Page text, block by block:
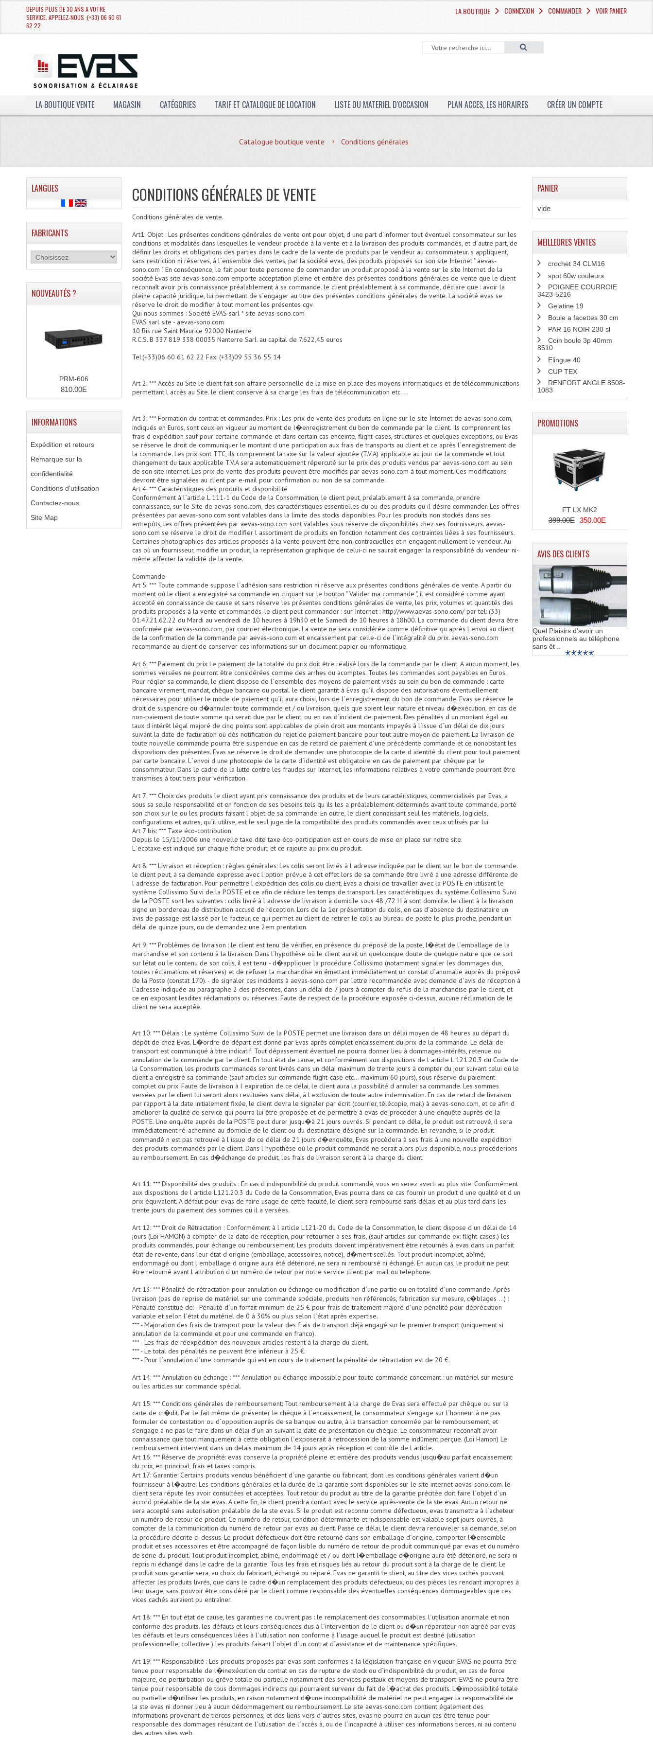
DEPUIS PLUS DE 30 ANS A VOTRE
SERVICE. APPELEZ-NOUS :(+33) 06 60 61
62 22
LA BOUTIQUE CONNEXION COMMANDER VOIR PANIER
LA BOUTIQUE VENTE MAGASIN CATÉGORIES TARIF ET CATALOGUE DE LOCATION LISTE DU MATERIEL D'OCCASION PLAN ACCES, LES HORAIRES CRÉER UN COMPTE
Catalogue boutique vente Conditions générales
CONDITIONS GÉNÉRALES DE VENTE
Conditions générales de vente.
Art1: Objet : Les présentes conditions générales de vente ont pour objet, d une part d´informer tout éventuel consommateur sur les
conditions et modalités dans lesquelles le vendeur procède à la vente et à la livraison des produits commandés, et d´autre part, de
définir les droits et obligations des parties dans le cadre de la vente de produits par le vendeur au consommateur. s appliquent,
sans restriction ni réserves, à l´ensemble des ventes, par la société evas, des produits proposés sur son site Internet " aevas-
sono.com ". En conséquence, le fait pour toute personne de commander un produit proposé à la vente sur le site Internet de la
société Evas site aevas-sono.com emporte acceptation pleine et entière des présentes conditions générales de vente que le client
reconnaît avoir pris connaissance préalablement à sa commande. le client préalablement à sa commande, déclare que : avoir la
pleine capacité juridique, lui permettant de s´engager au titre des présentes conditions générales de vente. La société evas se
réserve le droit de modifier à tout moment les présentes cgv.
Qui nous sommes : Société EVAS sarl * site aevas-sono.com
EVAS sarl site - aevas-sono.com
10 Bis rue Saint Maurice 92000 Nanterre
R.C.S. B 337 819 338 00035 Nanterre Sarl. au capital de 7.622,45 euros
Tel:(+33)06 60 61 62 22 Fax: (+33)09 55 36 55 14
Art 2: *** Accès au Site le client fait son affaire personnelle de la mise en place des moyens informatiques et de télécommunications
permettant l accès au Site. le client conserve à sa charge les frais de télécommunication etc... .
Art 3: *** Formation du contrat et commandes. Prix : Les prix de vente des produits en ligne sur le site Internet de aevas-sono.com,
indiqués en Euros, sont ceux en vigueur au moment de l�enregistrement du bon de commande par le client. Ils comprennent les
frais d expédition sauf pour certaine commande et dans certain cas enceinte, flight-cases, structures et quelques exceptions, ou Evas
se réserve le droit de communiquer le montant d une participation aux frais de transports au client et ce après l´enregistrement de
la commande. Les prix sont TTC, ils comprennent la taxe sur la valeur ajoutée (T.V.A) applicable au jour de la commande et tout
changement du taux applicable T.V.A sera automatiquement répercuté sur le prix des produits vendus par aevas-sono.com au sein
de son site internet. Les prix de vente des produits peuvent être modifiés par aevas-sono.com à tout moment. Ces modifications
devront être signalées au client par e-mail pour confirmation ou non de sa commande.
Art 4: *** Caractéristiques des produits et disponibilité
Conformément à l´article L 111-1 du Code de la Consommation, le client peut, préalablement à sa commande, prendre
connaissance, sur le Site de aevas-sono.com, des caractéristiques essentielles du ou des produits qu il désire commander. Les offres
présentées par aevas-sono.com sont valables dans la limite des stocks disponibles. Pour les produits non stockés dans ses
entrepôts, les offres présentées par aevas-sono.com sont valables sous réserve de disponibilités chez ses fournisseurs. aevas-
sono.com se réserve le droit de modifier l assortiment de produits en fonction notamment des contraintes liées à ses fournisseurs.
Certaines photographies des articles proposés à la vente peuvent être non-contracuelles et n engagent nullement le vendeur. Au
cas où un fournisseur, modifie un produit, la représentation graphique de celui-ci ne saurait engager la responsabilité du vendeur ni-
même affecter la validité de la vente.
Commande
Art 5: *** Toute commande suppose l´adhésion sans restriction ni réserve aux présentes conditions générales de vente. A partir du
moment où le client a enregistré sa commande en cliquant sur le bouton " Valider ma commande ", il est considéré comme ayant
accepté en connaissance de cause et sans réserve les présentes conditions générales de vente, les prix, volumes et quantités des
produits proposés à la vente et commandés. le client peut commander : sur Internet : http://www.aevas-sono.com/ par tel: (33)
01.47.21.62.22 du Mardi au vendredi de 10 heures à 19h30 et le Samedi de 10 heures à 18h00. La commande du client devra être
confirmée par aevas-sono.com, par courrier électronique. La vente ne sera considérée comme définitive qu après l envoi au client
de la confirmation de la commande par aevas-sono.com et encaissement par celle-ci de l´intégralité du prix. aevas-sono.com
recommande au client de conserver ces informations sur un document papier ou informatique.
Art 6: *** Paiement du prix Le paiement de la totalité du prix doit être réalisé lors de la commande par le client. A aucun moment, les
sommes versées ne pourront être considérées comme des arrhes ou acomptes. Toutes les commandes sont payables en Euros.
Pour régler sa commande, le client dispose de l´ensemble des moyens de paiement visés au sein du bon de commande : carte
bancaire virement, mandat, chèque bancaire ou postal. le client garantit à Evas qu´il dispose des autorisations éventuellement
nécessaires pour utiliser le mode de paiement qu´il aura choisi, lors de l´enregistrement du bon de commande. Evas se réserve le
droit de suspendre ou d�annuler toute commande et / ou livraison, quels que soient leur nature et niveau d�exécution, en cas de
non-paiement de toute somme qui serait due par le client, ou en cas d´incident de paiement. Des pénalités d un montant égal au
taux d intérêt légal majoré de cinq points sont applicables de plein droit aux montants impayés à l´issue d´un délai de dix jours
suivant la date de facturation où dès notification du rejet de paiement bancaire pour tout autre moyen de paiement. La livraison de
toute nouvelle commande pourra être suspendue en cas de retard de paiement d´une précédente commande et ce nonobstant les
dispositions des présentes. Evas se réserve le droit de demander une photocopie de la carte d identité du client pour tout paiement
par carte bancaire. L´envoi d une photocopie de la carte d´identité est obligatoire en cas de paiement par chèque par le
consommateur. Dans le cadre de la lutte contre les fraudes sur Internet, les informations relatives à votre commande pourront être
transmises à tout tiers pour vérification.
Art 7: *** Choix des produits le client ayant pris connaissance des produits et de leurs caractéristiques, commercialisés par Evas, a
sous sa seule responsabilité et en fonction de ses besoins tels qu ils les a préalablement déterminés avant toute commande, porté
son choix sur le ou les produits faisant l objet de sa commande. En outre, le client connaissant seul les matériels, logiciels,
configurations et autres, qu´il utilise, est le seul juge de la compatibilité des produits commandés avec ceux utilisés par lui.
Art 7 bis: *** Taxe éco-contribution
Depuis le 15/11/2006 une nouvelle taxe dite taxe éco-participation est en cours de mise en place sur notre site.
L´ecotaxe est indiqué sur chaque fiche produit, et ce rajoute au prix du produit.
Art 8: *** Livraison et réception : règles générales: Les colis seront livrés à l adresse indiquée par le client sur le bon de commande.
le client peut, à sa demande expresse avec l option prévue à cet effet lors de sa commande être livré à une adresse différente de
l adresse de facturation. Pour permettre l expédition des colis du client, Evas a choisi de travailler avec la POSTE en utilisant le
système Collissimo Suivi de la POSTE et ce afin de réduire les temps de transport. Les caractéristiques du système Collissimo Suivi
de la POSTE sont les suivantes : colis livré à l adresse de livraison à domicile sous 48 /72 H à sont domicile. le client à la livraison
signe un bordereau de distribution accusé de réception. Lors de la 1er présentation du colis, en cas d´absence du destinataire un
avis de passage est laissé par le facteur, ce qui permet au client de retirer le colis au bureau de poste le plus proche, pendant un
délai de quinze jours, ou de demandez une 2em prentation.
Art 9: *** Problèmes de livraison : le client est tenu de vérifier, en présence du préposé de la poste, l�état de l´emballage de la
marchandise et son contenu à la livraison. Dans l´hypothèse où le client aurait un quelconque doute de quelque nature que ce soit
sur létat ou le contenu de son colis, il est tenu: - d�appliquer la procédure Collissimo (notamment signaler les dommages dus,
toutes réclamations et réserves) et de refuser la marchandise en émettant immédiatement un constat d´anomalie auprès du préposé
de la Poste (constat 170). - de signaler ces incidents à aevas-sono.com par lettre recommandée avec demande d´avis de réception à
l´adresse indiquée au paragraphe 2 des présentes, dans un délai de 7 jours à compter du refus de la marchandise par le client, et
ce en exposant lesdites réclamations ou réserves. Faute de respect de la procédure exposée ci-dessus, aucune réclamation de le
client ne sera acceptée.
Art 10: *** Délais : Le système Collissimo Suivi de la POSTE permet une livraison dans un délai moyen de 48 heures au départ du
dépôt de chez Evas. L�ordre de départ est donné par Evas après complet encaissement du prix de la commande. Le délai de
transport est communiqué à titre indicatif. Tout dépassement éventuel ne pourra donner lieu à dommages-intérêts, retenue ou
annulation de la commande par le client. En tout état de cause, et conformément aux dispositions de l article L 121.20.3 du Code de
la Consommation, les produits commandés seront livrés dans un délai maximum de trente jours à compter du jour suivant celui où le
client a enregistré sa commande (sauf articles sur commande flight-case etc... maximum 60 jours), sous réserve du paiement
complet du prix. Faute de livraison à l expiration de ce délai, le client aura la possibilité d annuler sa commande. Les sommes
versées par le client lui seront alors restituées sans délai, à l exclusion de toute autre indemnisation. En cas de retard de livraison
par rapport à la date initialement fixée, le client devra le signaler par écrit (courrier, télécopie, mail) à aevas-sono.com, et ce afin d
améliorer la qualité de service qui pourra lui être proposée et de permettre à evas de procéder à une enquête auprès de la
POSTE. Une enquête auprès de la POSTE peut durer jusqu�à 21 jours ouvrés. Si pendant ce délai, le produit est retrouvé, il sera
immédiatement ré-acheminé au domicile de le client ou du destinataire désigné sur la commande. En revanche, si le produit
commandé n est pas retrouvé à l issue de ce délai de 21 jours d�enquête, Evas procèdera à ses frais à une nouvelle expédition
des produits commandés par le client. Dans l hypothèse où le produit commandé ne serait alors plus disponible, nous procéderions
au remboursement. En cas d�échange de produit, les frais de livraison seront à la charge du client.
Art 11: *** Disponibilité des produits : En cas d indisponibilité du produit commandé, vous en serez averti au plus vite. Conformément
aux dispositions de l article L121.20.3 du Code de la Consommation, Evas pourra dans ce cas fournir un produit d une qualité et d un
prix équivalent. A défaut pour evas de faire usage de cette faculté, le client sera remboursé sans délais et au plus tard dans les
trente jours du paiement des sommes qu il a versées.
Art 12: *** Droit de Rétractation : Conformément à l article L121-20 du Code de la Consommation, le client dispose d un délai de 14
jours (Loi HAMON) à compter de la date de réception, pour retourner à ses frais, (sauf articles sur commande ex: flight-cases.) les
produits commandés, pour échange ou remboursement. Les produits doivent impérativement être retournés à evas dans un parfait
état de revente, dans leur état d origine (emballage, accessoires, notice), d�ment scellés. Tout produit incomplet, abîmé,
endommagé ou dont l emballage d origine aura été détérioré, ne sera ni remboursé ni échangé. En aucun cas, le produit ne peut
être retourné avant l attribution d un numéro de retour par notre service client: par mail ou telephone.
Art 13: *** Pénalité de rétractation pour annulation ou échange ou modification d´une partie ou en totalité d´une commande. Après
livraison (pas de reprise de matériel sur une commande spéciale, produits non référencés, fabrication sur mesure, c�blages ...) :
Pénalité constitué de: - Pénalité d´un forfait minimum de 25 € pour frais de traitement majoré d´une pénalité pour dépréciation
variable et selon l´état du matériel de 0 à 30% ou plus selon l´état après expertise.
*** - Majoration des frais de transport pour la valeur des frais de transport déjà engagé sur le premier transport (uniquement si
annulation de la commande et pour une commande en franco).
*** - Les frais de réexpédition des nouveaux articles restent à la charge du client.
*** - Le total des pénalités ne peuvent être inférieur à 25 €.
*** - Pour l´annulation d´une commande qui est en cours de traitement la pénalité de rétractation est de 20 €.
Art 14: *** Annulation ou échange : *** Annulation ou échange impossible pour toute commande concernant : un matériel sur mesure
ou les articles sur commande spécial.
Art 15: *** Conditions générales de remboursement: Tout remboursement à la charge de Evas sera effectué par chèque ou sur la
carte de cr�dit. Par le fait même de présenter le chèque à l´encaissement, le consommateur s'engage sur l´honneur à ne pas
formuler de contestation ou d´opposition auprès de sa banque ou autre, à la transaction concernée par le remboursement, et
s'engage à ne pas le faire dans un délai d´un an suivant la date de présentation du chèque. Le consommateur reconnaît avoir
connaissance que tout manquement à cette obligation l´exposerait à retrocession de la somme indûment perçue. (Loi Hamon) Le
remboursement intervient dans un delais maximum de 14 jours apràs réception et contrôle de l article.
Art 16: *** Réserve de propriété: evas conserve la propriété pleine et entière des produits vendus jusqu�au parfait encaissement
du prix, en principal, frais et taxes compris.
Art 17: Garantie: Certains produits vendus bénéficient d´une garantie du fabricant, dont les conditions générales varient d�un
fournisseur à l�autre. Les conditions générales et la durée de la garantie sont disponibles sur le site internet aevas-sono.com. le
client sera réputé les avoir consultées et acceptées. Tout retour du produit au titre de la garantie précitée doit faire l´objet d´un
accord préalable de la ste evas. A cette fin, le client prendra contact avec le service après-vente de la ste evas. Aucun retour ne
sera accepté sans autorisation préalable de la ste evas. Si le produit est reconnu comme défectueux, evas transmettra à l´acheteur
un numéro de retour de produit. Ce numéro de retour, condition déterminante et indispensable est valable sept jours ouvrés, à
compter de la communication du numéro de retour par evas au client. Passé ce délai, le client devra renouveler sa demande, selon
la procédure décrite ci-dessus. Le produit défectueux doit être retourné dans son emballage d´origine, comporter l�ensemble
produit et ses accessoires et être accompagné de façon lisible du numéro de retour de produit communiqué par evas et du numéro
de série du produit. Tout produit incomplet, abîmé, endommagé et / ou dont l�emballage d�origine aura été détérioré, ne sera ni
repris ni échangé dans le cadre de la garantie. Tous les frais et risques liés au retour du produit sont à la charge de le client. Le
produit sous garantie sera, au choix du fabricant, échangé ou réparé. Evas ne garantit le client, au titre des vices cachés pouvant
affecter les produits livrés, que dans le cadre d�un remplacement des produits défectueux, ou des pièces les rendant impropres à
leur usage, sans pouvoir être considéré par le client comme responsable des éventuelles conséquences dommageables que ces
vices cachés auraient pu entraîner.
Art 18: *** En tout état de cause, les garanties ne couvrent pas : le remplacement des consommables. l´utilisation anormale et non
conforme des produits. les défauts et leurs conséquences dus à l´intervention de le client ou d�un réparateur non agréé par evas
les défauts et leurs conséquences liées à l´utilisation non conforme à l´usage auquel le produit est destiné (utilisation
professionnelle, collective ) les produits faisant l´objet d´un contrat d´assistance et de maintenance spécifiques.
Art 19: *** Responsabilité : Les produits proposés par evas sont conformes à la législation française en vigueur. EVAS ne pourra être
tenue pour responsable de l�inexécution du contrat en cas de rupture de stock ou d´indisponibilité du produit, en cas de force
majeure, de perturbation ou grève totale ou partielle notamment des services postaux et moyens de transport. EVAS ne pourra être
tenue pour responsable de tous dommages indirects qui pourraient survenir du fait de l�achat des produits. L�impossibilité totale
ou partielle d�utiliser les produits, en raison notamment d�une incompatibilité de matériel ne peut engager la responsabilité de
la ste evas ni donner lieu à aucun dédommagement ou remboursement. Le site aevas-sono.com contient également des
informations provenant de tierces personnes, et des liens vers d´autres sites, evas ne pourra en aucun cas être tenue pour
responsable des dommages résultant de l´utilisation de l´accès à, ou de l´incapacité à utiliser ces informations tierces, ni au contenu
des autres sites web.
LANGUES
FABRICANTS
NOUVEAUTÉS ?
PRM-606
810.00E
INFORMATIONS
Expédition et retours
Remarque sur la
confidentialité
Conditions d'utilisation
Contactez-nous
Site Map
PANIER
vide
MEILLEURES VENTES
crochet 34 CLM16
spot 60w couleurs
POIGNEE COURROIE
3423-5216
Gelatine 19
Boule a facettes 30 cm
PAR 16 NOIR 230 sl
Coin boule 3p 40mm
8510
Elingue 40
CUP TEX
RENFORT ANGLE 8508-
1083
PROMOTIONS
FT LX MK2
399.00E 350.00E
AVIS DES CLIENTS
Quel Plaisirs d'avoir un
professionnels au téléphone
sans êt ..